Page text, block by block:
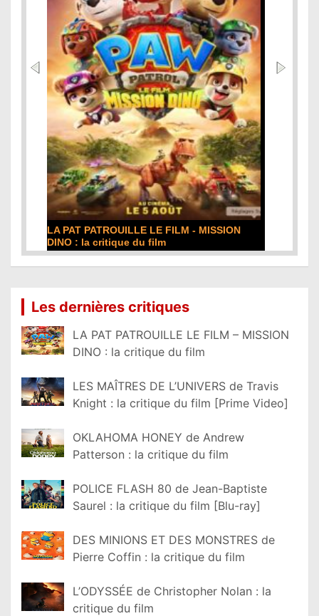
DE LA COMÉDIE-FRANÇAISE : la critique du
film
Les dernières critiques
LA PAT PATROUILLE LE FILM – MISSION
DINO : la critique du film
LES MAÎTRES DE L’UNIVERS de Travis
Knight : la critique du film [Prime Video]
OKLAHOMA HONEY de Andrew
Patterson : la critique du film
POLICE FLASH 80 de Jean-Baptiste
Saurel : la critique du film [Blu-ray]
DES MINIONS ET DES MONSTRES de
Pierre Coffin : la critique du film
L’ODYSSÉE de Christopher Nolan : la
critique du film